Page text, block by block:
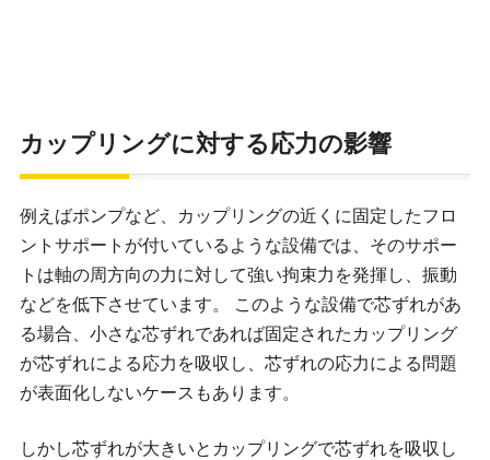
カップリングに対する応力の影響
例えばポンプなど、カップリングの近くに固定したフロ
ントサポートが付いているような設備では、そのサポー
トは軸の周方向の力に対して強い拘束力を発揮し、振動
などを低下させています。 このような設備で芯ずれがあ
る場合、小さな芯ずれであれば固定されたカップリング
が芯ずれによる応力を吸収し、芯ずれの応力による問題
が表面化しないケースもあります。
しかし芯ずれが大きいとカップリングで芯ずれを吸収し